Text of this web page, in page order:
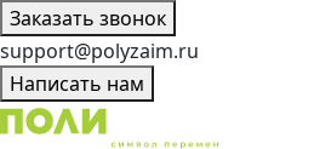
Заказать звонок
support@polyzaim.ru
Написать нам